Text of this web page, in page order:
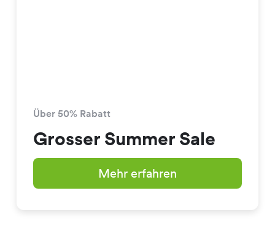
Über 50% Rabatt
Grosser Summer Sale
Mehr erfahren